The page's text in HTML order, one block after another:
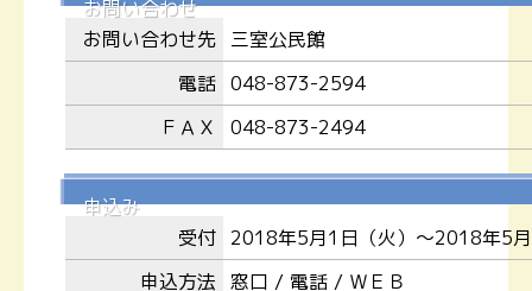
お問い合わせ
お問い合わせ先
三室公民館
電話 048-873-2594
ＦＡＸ
048-873-2494
申込み
受付
2018年5月1日（火）～2018年5
申込方法
窓口 / 電話 / ＷＥＢ